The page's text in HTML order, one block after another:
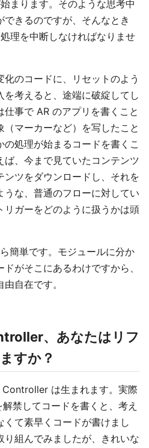
まります。そのような思考中
きるのですが、そんなとき
理を中断しなければなりませ
のコードに、リセットのよう
考えると、途端に破綻してし
仕事で AR のアプリを書くこと
マーカーなど）を写したこと
処理が始まるコードを書くこ
ば、今まで見ていたコンテンツ
ンツをダウンロードし、それを
な、普通のフローに対してい
リガーをどのように扱うかは頭
簡単です。モジュールに分か
がそこにあるわけですから、
自在です。
、あなたはリフ
すか？
は生まれます。実際
禁してコードを書くと、考え
て素早くコードが書けまし
り組んでみましたが、きれいな